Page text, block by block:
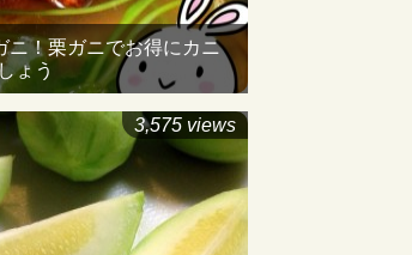
ニ！栗ガニでお得にカニ
ょう
3,575 views